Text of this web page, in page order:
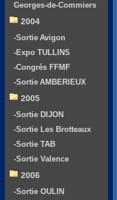
Georges-de-Commiers
2004
-Sortie Avigon
-Expo TULLINS
-Congrés FFMF
-Sortie AMBERIEUX
2005
-Sortie DIJON
-Sortie Les Brotteaux
-Sortie TAB
-Sortie Valence
2006
-Sortie OULIN